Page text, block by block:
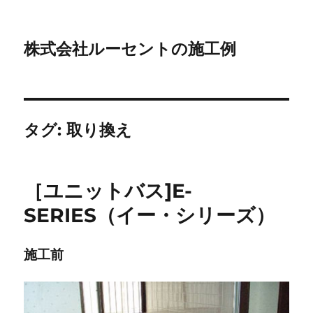
株式会社ルーセントの施工例
タグ:取り換え
［ユニットバス]E-
SERIES（イー・シリーズ）
施工前